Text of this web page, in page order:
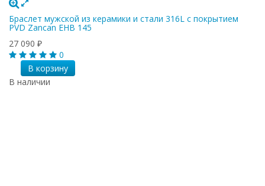
Браслет мужской из керамики и стали 316L c покрытием
PVD Zancan EHB 145
27 090 ₽
0
В корзину
В наличии